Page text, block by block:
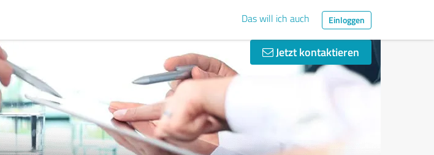
Das will ich auch Einloggen
Jetzt kontaktieren